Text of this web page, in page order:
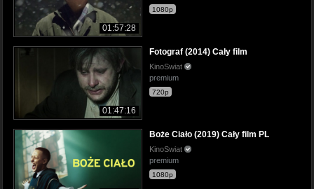
01:57:28
1080p
01:47:16
Fotograf (2014) Cały film
KinoSwiat
premium
720p
Boże Ciało (2019) Cały film PL
KinoSwiat
premium
1080p